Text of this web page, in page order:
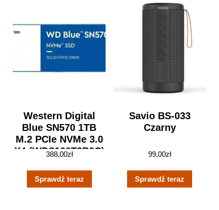
Western Digital
Blue SN570 1TB
M.2 PCIe NVMe 3.0
X4 (WDS100T3B0C)
388,00zł
Sprawdź teraz
Savio BS-033
Czarny
99,00zł
Sprawdź teraz